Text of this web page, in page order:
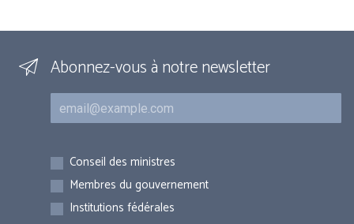
Abonnez-vous à notre newsletter
Courriel
Inscriptions
Conseil des ministres
Membres du gouvernement
Institutions fédérales